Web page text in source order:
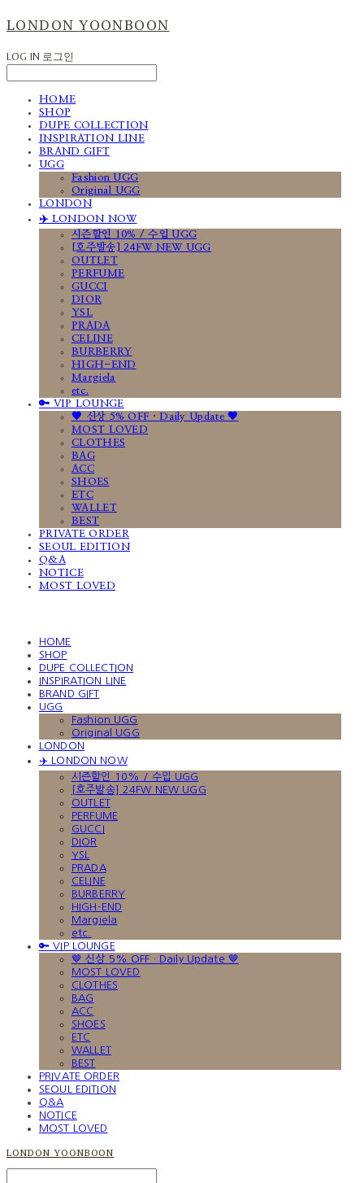
LONDON YOONBOON
LOG IN 로그인
HOME
SHOP
DUPE COLLECTION
INSPIRATION LINE
BRAND GIFT
UGG
Fashion UGG
Original UGG
LONDON
✈️ LONDON NOW
시즌할인 10% / 수입 UGG
[호주발송] 24FW NEW UGG
OUTLET
PERFUME
GUCCI
DIOR
YSL
PRADA
CELINE
BURBERRY
HIGH-END
Margiela
etc.
🔑 VIP LOUNGE
🤎 신상 5% OFF · Daily Update 🤎
MOST LOVED
CLOTHES
BAG
ACC
SHOES
ETC
WALLET
BEST
PRIVATE ORDER
SEOUL EDITION
Q&A
NOTICE
MOST LOVED
HOME
SHOP
DUPE COLLECTION
INSPIRATION LINE
BRAND GIFT
UGG
Fashion UGG
Original UGG
LONDON
✈️ LONDON NOW
시즌할인 10% / 수입 UGG
[호주발송] 24FW NEW UGG
OUTLET
PERFUME
GUCCI
DIOR
YSL
PRADA
CELINE
BURBERRY
HIGH-END
Margiela
etc.
🔑 VIP LOUNGE
🤎 신상 5% OFF · Daily Update 🤎
MOST LOVED
CLOTHES
BAG
ACC
SHOES
ETC
WALLET
BEST
PRIVATE ORDER
SEOUL EDITION
Q&A
NOTICE
MOST LOVED
LONDON YOONBOON